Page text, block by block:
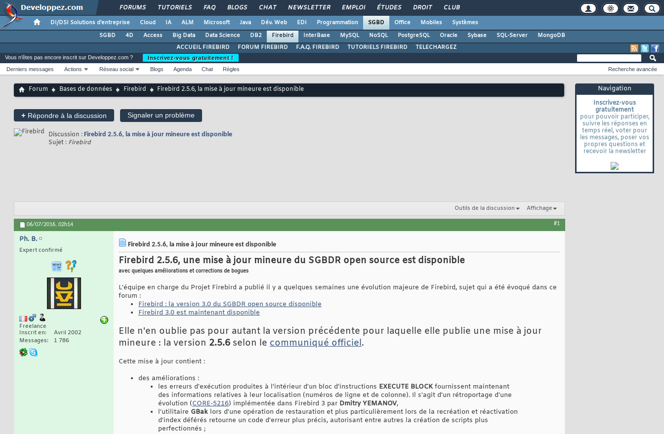
FORUMS TUTORIELS FAQ BLOGS CHAT NEWSLETTER EMPLOI ÉTUDES DROIT CLUB
DI/DSI Solutions d'entreprise Cloud IA ALM Microsoft Java Dév. Web EDI Programmation SGBD Office Mobiles
Systèmes
SGBD
4D Access Big Data Data Science DB2 Firebird InterBase MySQL NoSQL PostgreSQL Oracle Sybase SQL-Server
MongoDB
ACCUEIL FIREBIRD
FORUM FIREBIRD F.A.Q. FIREBIRD TUTORIELS FIREBIRD TELECHARGEZ
Navigation
Inscrivez-vous
gratuitement
pour pouvoir participer,
suivre les réponses en
temps réel, voter pour
les messages, poser vos
propres questions et
recevoir la newsletter
Vous n'êtes pas encore inscrit sur Developpez.com ?
Inscrivez-vous gratuitement !
Derniers messages
Actions Réseau social Blogs Agenda Chat Règles Recherche avancée
Forum Bases de données Firebird Firebird 2.5.6, la mise à jour mineure est disponible
+ Répondre à la discussion Signaler un problème
Discussion : Firebird 2.5.6, la mise à jour mineure est disponible
Sujet : Firebird
Outils de la discussion Affichage
06/07/2016, 02h14 #1
Ph. B.
Expert confirmé
Freelance
Inscrit en
Avril 2002
Messages
1 786
Firebird 2.5.6, la mise à jour mineure est disponible
Firebird 2.5.6, une mise à jour mineure du SGBDR open source est disponible
avec quelques améliorations et corrections de bogues
L'équipe en charge du Projet Firebird a publié il y a quelques semaines une évolution majeure de Firebird, sujet qui a été évoqué dans ce
forum :
Firebird : la version 3.0 du SGBDR open source disponible
Firebird 3.0 est maintenant disponible
Elle n'en oublie pas pour autant la version précédente pour laquelle elle publie une mise à jour
mineure : la version 2.5.6 selon le communiqué officiel.
Cette mise à jour contient :
des améliorations :
les erreurs d'exécution produites à l'intérieur d'un bloc d'instructions EXECUTE BLOCK fournissent maintenant
des informations relatives à leur localisation (numéros de ligne et de colonne). Il s'agit d'un rétroportage d'une
évolution (CORE-5216) implémentée dans Firebird 3 par Dmitry YEMANOV,
l'utilitaire GBak lors d'une opération de restauration et plus particulièrement lors de la recréation et réactivation
d'index déférés retourne un code d'erreur plus précis, autorisant entre autres la création de scripts plus
perfectionnés ;